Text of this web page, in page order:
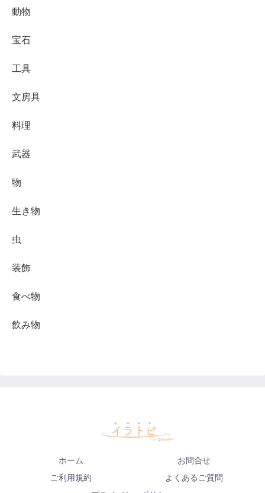
動物
宝石
工具
文房具
料理
武器
物
生き物
虫
装飾
食べ物
飲み物
ホーム
お問合せ
ご利用規約
よくあるご質問